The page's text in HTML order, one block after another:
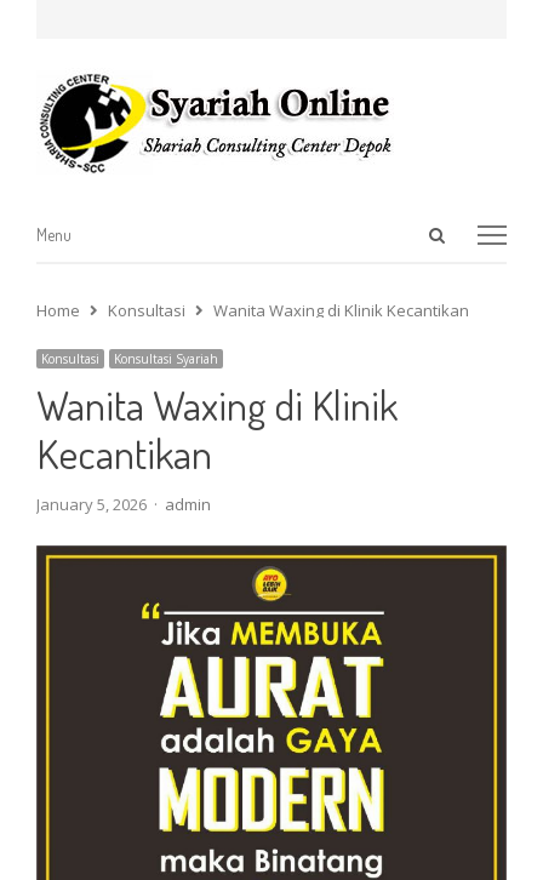
Open
Menu
Menu
Home Konsultasi Wanita Waxing di Klinik Kecantikan
Konsultasi Konsultasi Syariah
Wanita Waxing di Klinik
Kecantikan
January 5, 2026 Author
admin